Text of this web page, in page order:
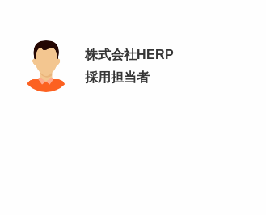
株式会社HERP
採用担当者